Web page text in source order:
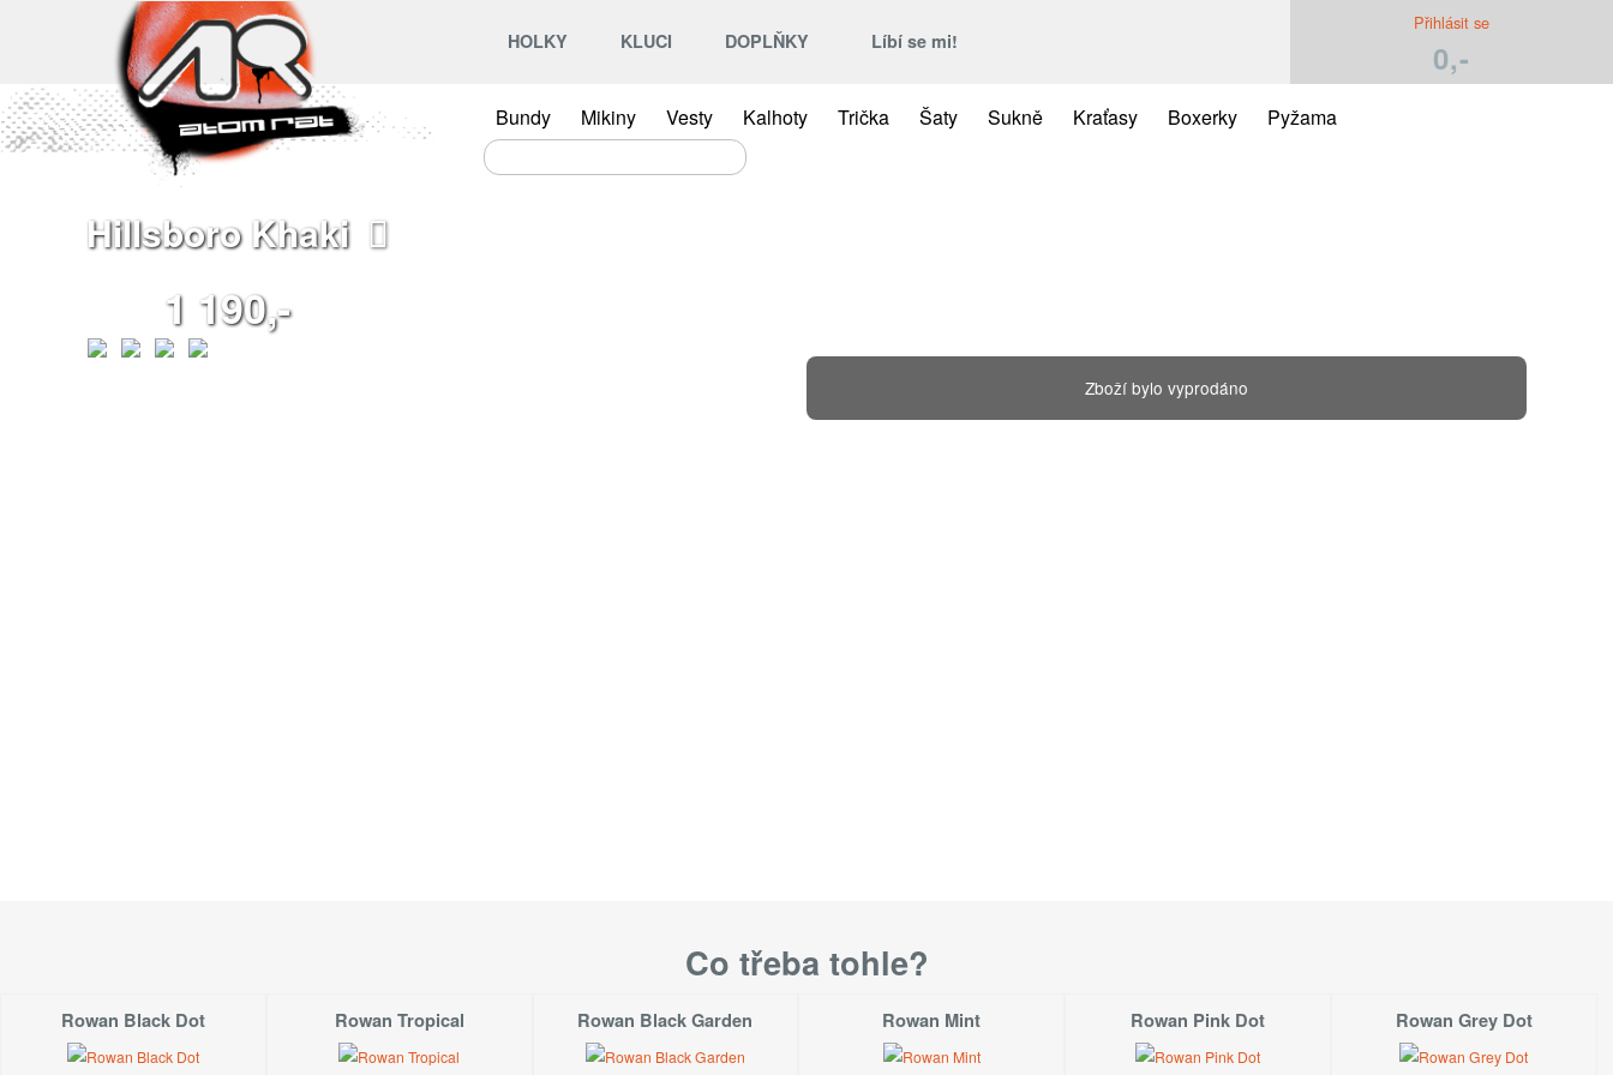
Přihlásit se
0,-
HOLKY KLUCI DOPLŇKY Líbí se mi!
Bundy Mikiny Vesty Kalhoty Trička Šaty Sukně Kraťasy Boxerky Pyžama
Hillsboro Khaki
1 190,-
Zboží bylo vyprodáno
Co třeba tohle?
Rowan Black Dot Rowan Tropical Rowan Black Garden Rowan Mint Rowan Pink Dot Rowan Grey Dot